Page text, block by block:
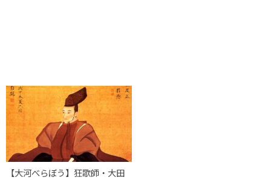
【大河べらぼう】狂歌師・大田